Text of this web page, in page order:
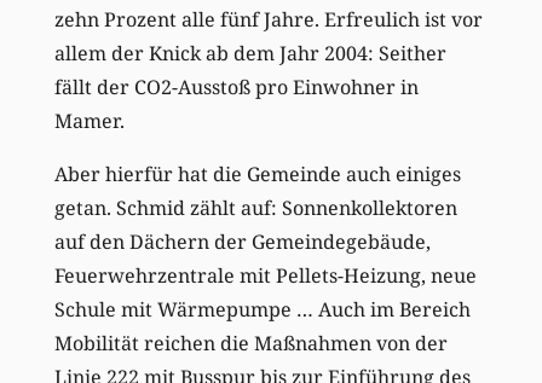
zehn Prozent alle fünf Jahre. Erfreulich ist vor
allem der Knick ab dem Jahr 2004: Seither
fällt der CO2-Ausstoß pro Einwohner in
Mamer.
Aber hierfür hat die Gemeinde auch einiges
getan. Schmid zählt auf: Sonnenkollektoren
auf den Dächern der Gemeindegebäude,
Feuerwehrzentrale mit Pellets-Heizung, neue
Schule mit Wärmepumpe … Auch im Bereich
Mobilität reichen die Maßnahmen von der
Linie 222 mit Busspur bis zur Einführung des